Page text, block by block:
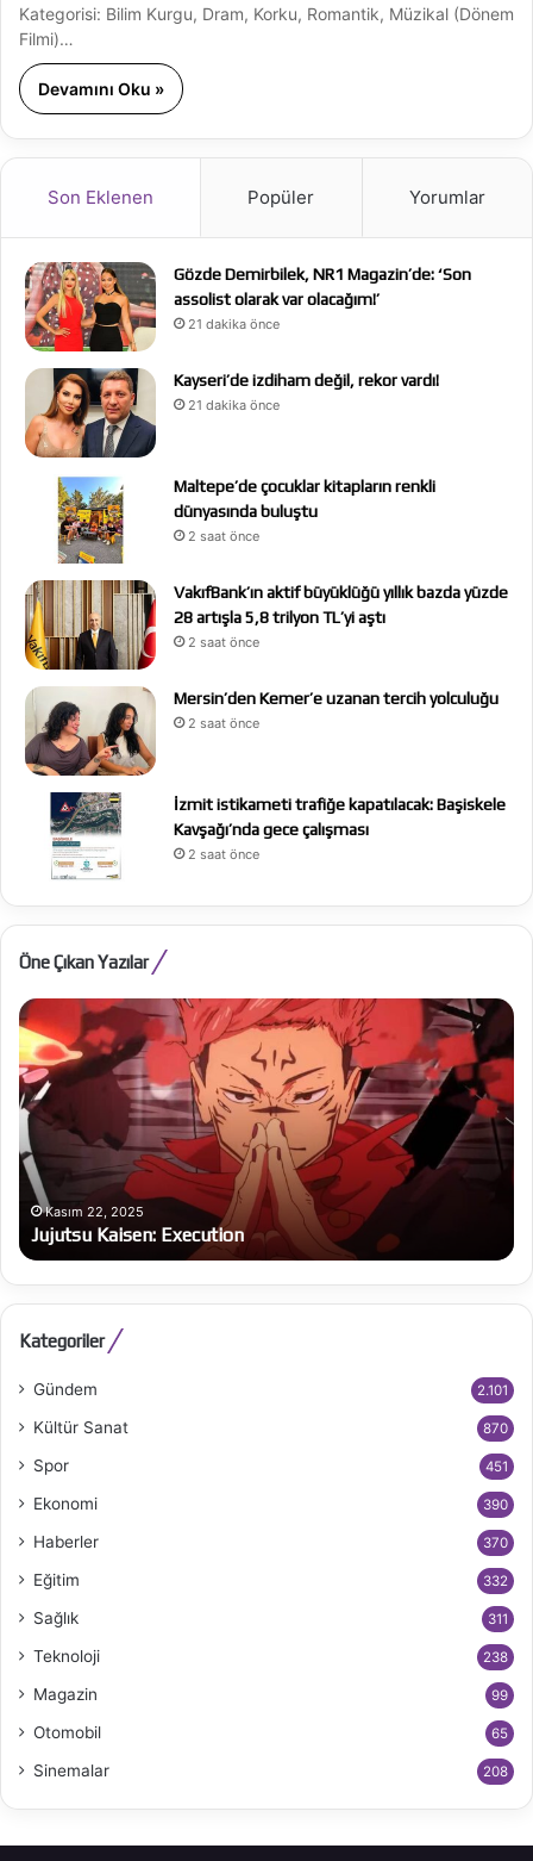
Kategorisi: Bilim Kurgu, Dram, Korku, Romantik, Müzikal (Dönem
Filmi)…
Devamını Oku »
Son Eklenen Popüler Yorumlar
Gözde Demirbilek, NR1 Magazin’de: ‘Son
assolist olarak var olacağım!’
21 dakika önce
Kayseri’de izdiham değil, rekor vardı!
21 dakika önce
Maltepe’de çocuklar kitapların renkli
dünyasında buluştu
2 saat önce
VakıfBank’ın aktif büyüklüğü yıllık bazda yüzde
28 artışla 5,8 trilyon TL’yi aştı
2 saat önce
Mersin’den Kemer’e uzanan tercih yolculuğu
2 saat önce
İzmit istikameti trafiğe kapatılacak: Başiskele
Kavşağı’nda gece çalışması
2 saat önce
Öne Çıkan Yazılar
Jujutsu
Kaisen:
Execution
Kasım 22, 2025
Jujutsu Kaisen: Execution
Kategoriler
Gündem 2.101
Kültür Sanat 870
Spor 451
Ekonomi 390
Haberler 370
Eğitim 332
Sağlık 311
Teknoloji 238
Magazin 99
Otomobil 65
Sinemalar 208